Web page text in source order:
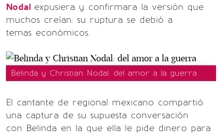
Nodal expusiera y confirmara la versión que
muchos creían: su ruptura se debió a
temas económicos.
Belinda y Christian Nodal: del amor a la guerra
El cantante de regional mexicano compartió
una captura de su supuesta conversación
con Belinda en la que ella le pide dinero para